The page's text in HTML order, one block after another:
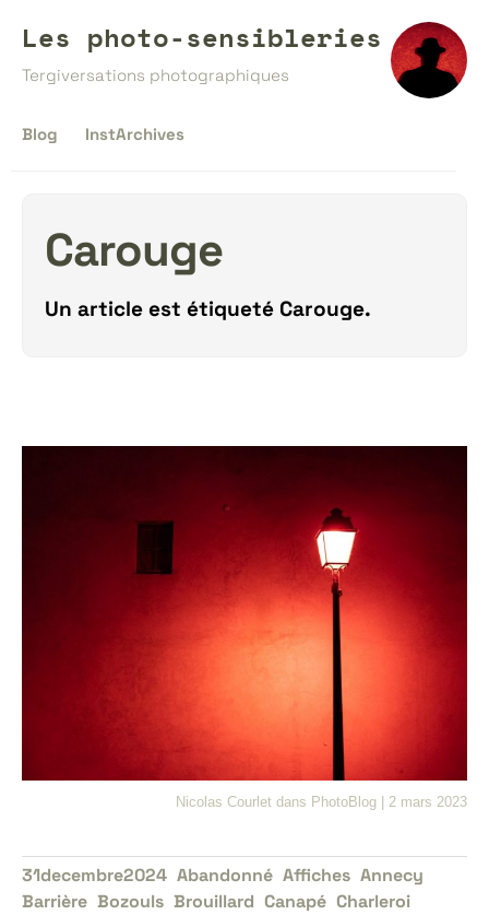
Les photo-sensibleries
Tergiversations photographiques
Blog InstArchives
Carouge
Un article est étiqueté Carouge.
Nicolas Courlet dans PhotoBlog 2 mars 2023
31decembre2024 Abandonné Affiches Annecy
Barrière Bozouls Brouillard Canapé Charleroi